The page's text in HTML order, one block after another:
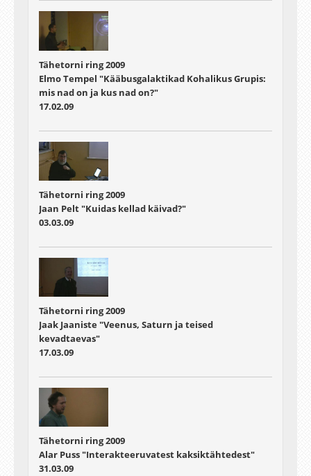
Tähetorni ring 2009
Elmo Tempel "Kääbusgalaktikad Kohalikus Grupis:
mis nad on ja kus nad on?"
17.02.09
Tähetorni ring 2009
Jaan Pelt "Kuidas kellad käivad?"
03.03.09
Tähetorni ring 2009
Jaak Jaaniste "Veenus, Saturn ja teised
kevadtaevas"
17.03.09
Tähetorni ring 2009
Alar Puss "Interakteeruvatest kaksiktähtedest"
31.03.09